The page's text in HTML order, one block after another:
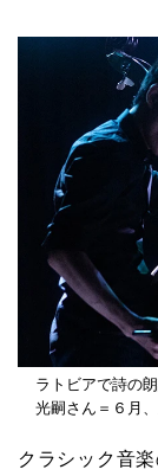
ラトビアで詩の
光嗣さん＝６月
クラシック音